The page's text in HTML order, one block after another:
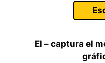
El – captura el